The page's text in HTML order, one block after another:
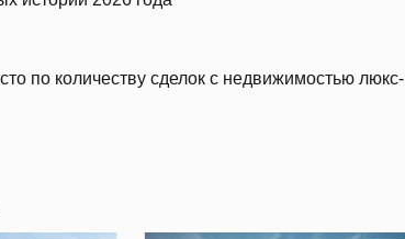
по количеству сделок с недвижимостью люкс-